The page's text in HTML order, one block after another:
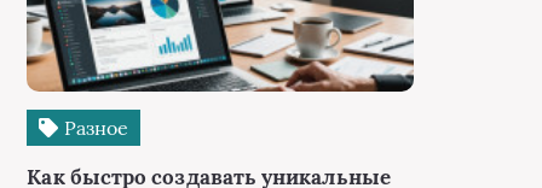
Разное
Как быстро создавать уникальные